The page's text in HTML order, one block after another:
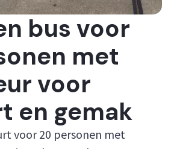
bus voor
met
voor
en gemak
voor 20 personen met